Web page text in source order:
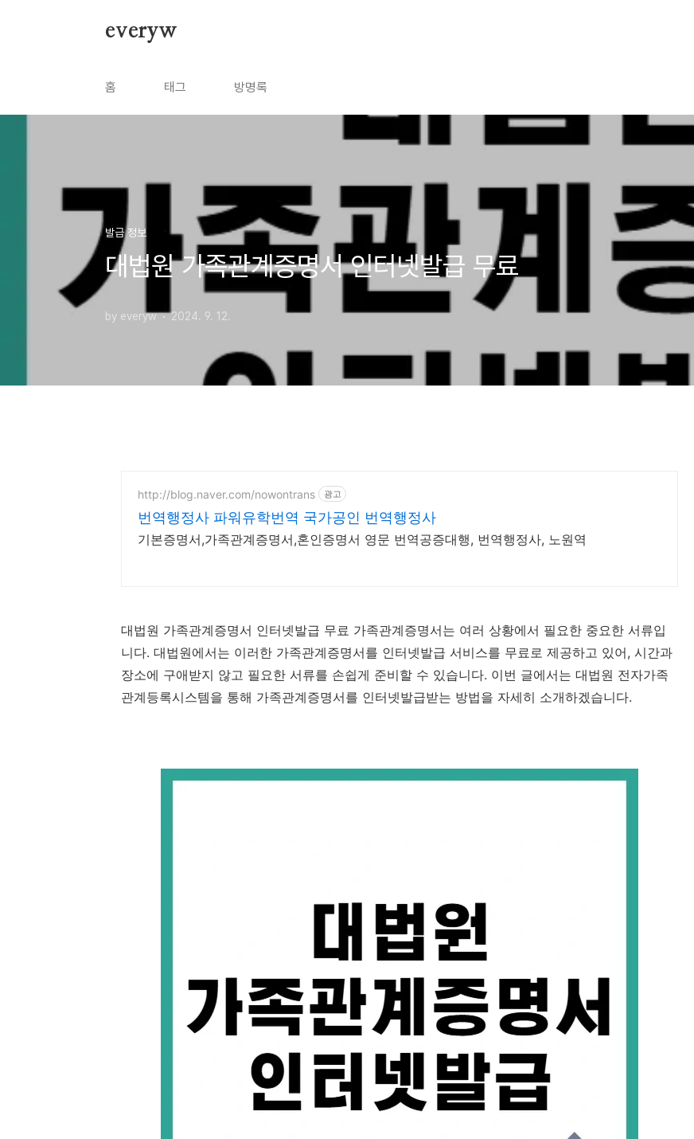
everyw
홈 태그 방명록
발급 정보
대법원 가족관계증명서 인터넷발급 무료
by everyw 2024. 9. 12.
http://blog.naver.com/nowontrans 광고
번역행정사 파워유학번역 국가공인 번역행정사
기본증명서,가족관계증명서,혼인증명서 영문 번역공증대행, 번역행정사, 노원역
대법원 가족관계증명서 인터넷발급 무료 가족관계증명서는 여러 상황에서 필요한 중요한 서류입
니다. 대법원에서는 이러한 가족관계증명서를 인터넷발급 서비스를 무료로 제공하고 있어, 시간과
장소에 구애받지 않고 필요한 서류를 손쉽게 준비할 수 있습니다. 이번 글에서는 대법원 전자가족
관계등록시스템을 통해 가족관계증명서를 인터넷발급받는 방법을 자세히 소개하겠습니다.